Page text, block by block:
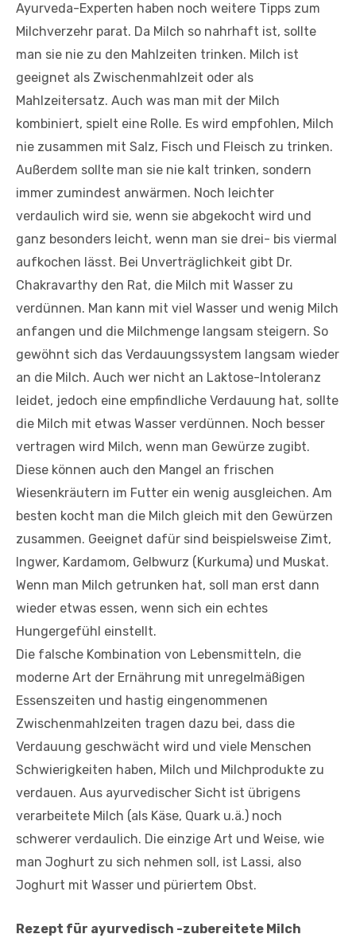
Ayurveda-Experten haben noch weitere Tipps zum
Milchverzehr parat. Da Milch so nahrhaft ist, sollte
man sie nie zu den Mahlzeiten trinken. Milch ist
geeignet als Zwischenmahlzeit oder als
Mahlzeitersatz. Auch was man mit der Milch
kombiniert, spielt eine Rolle. Es wird empfohlen, Milch
nie zusammen mit Salz, Fisch und Fleisch zu trinken.
Außerdem sollte man sie nie kalt trinken, sondern
immer zumindest anwärmen. Noch leichter
verdaulich wird sie, wenn sie abgekocht wird und
ganz besonders leicht, wenn man sie drei- bis viermal
aufkochen lässt. Bei Unverträglichkeit gibt Dr.
Chakravarthy den Rat, die Milch mit Wasser zu
verdünnen. Man kann mit viel Wasser und wenig Milch
anfangen und die Milchmenge langsam steigern. So
gewöhnt sich das Verdauungssystem langsam wieder
an die Milch. Auch wer nicht an Laktose-Intoleranz
leidet, jedoch eine empfindliche Verdauung hat, sollte
die Milch mit etwas Wasser verdünnen. Noch besser
vertragen wird Milch, wenn man Gewürze zugibt.
Diese können auch den Mangel an frischen
Wiesenkräutern im Futter ein wenig ausgleichen. Am
besten kocht man die Milch gleich mit den Gewürzen
zusammen. Geeignet dafür sind beispielsweise Zimt,
Ingwer, Kardamom, Gelbwurz (Kurkuma) und Muskat.
Wenn man Milch getrunken hat, soll man erst dann
wieder etwas essen, wenn sich ein echtes
Hungergefühl einstellt.
Die falsche Kombination von Lebensmitteln, die
moderne Art der Ernährung mit unregelmäßigen
Essenszeiten und hastig eingenommenen
Zwischenmahlzeiten tragen dazu bei, dass die
Verdauung geschwächt wird und viele Menschen
Schwierigkeiten haben, Milch und Milchprodukte zu
verdauen. Aus ayurvedischer Sicht ist übrigens
verarbeitete Milch (als Käse, Quark u.ä.) noch
schwerer verdaulich. Die einzige Art und Weise, wie
man Joghurt zu sich nehmen soll, ist Lassi, also
Joghurt mit Wasser und püriertem Obst.
Rezept für ayurvedisch -zubereitete Milch